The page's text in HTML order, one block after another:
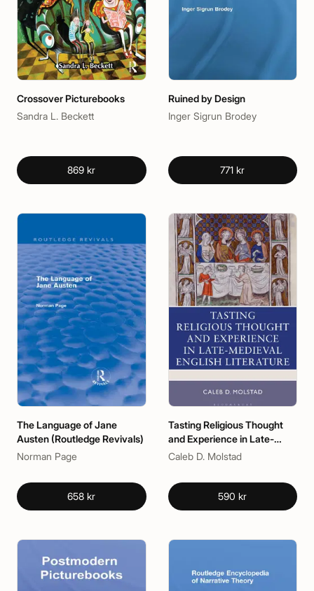
Crossover Picturebooks
Sandra L. Beckett
869 kr
Ruined by Design
Inger Sigrun Brodey
771 kr
The Language of Jane
Austen (Routledge Revivals)
Norman Page
658 kr
Tasting Religious Thought
and Experience in Late-
Medieval English Literature
Caleb D. Molstad
590 kr